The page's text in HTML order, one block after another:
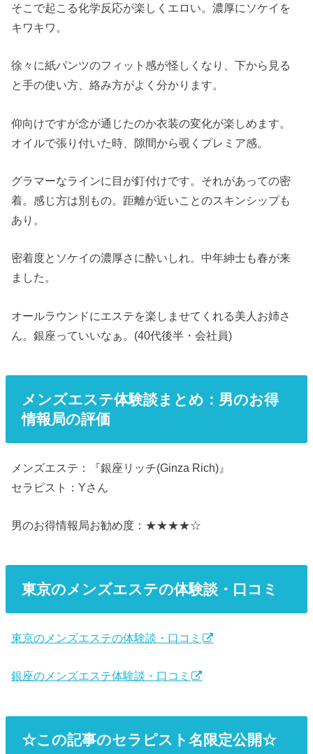
そこで起こる化学反応が楽しくエロい。濃厚にソケイを
キワキワ。
徐々に紙パンツのフィット感が怪しくなり、下から見る
と手の使い方、絡み方がよく分かります。
仰向けですが念が通じたのか衣装の変化が楽しめます。
オイルで張り付いた時、隙間から覗くプレミア感。
グラマーなラインに目が釘付けです。それがあっての密
着。感じ方は別もの。距離が近いことのスキンシップも
あり。
密着度とソケイの濃厚さに酔いしれ。中年紳士も春が来
ました。
オールラウンドにエステを楽しませてくれる美人お姉さ
ん。銀座っていいなぁ。(40代後半・会社員)
メンズエステ体験談まとめ：男のお得
情報局の評価
メンズエステ：『銀座リッチ(Ginza Rich)』
セラピスト：Yさん
男のお得情報局お勧め度：★★★★☆
東京のメンズエステの体験談・口コミ
東京のメンズエステの体験談・口コミ
銀座のメンズエステ体験談・口コミ
☆この記事のセラピスト名限定公開☆